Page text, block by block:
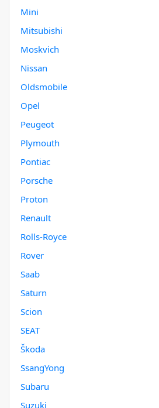
Mini
Mitsubishi
Moskvich
Nissan
Oldsmobile
Opel
Peugeot
Plymouth
Pontiac
Porsche
Proton
Renault
Rolls-Royce
Rover
Saab
Saturn
Scion
SEAT
Škoda
SsangYong
Subaru
Suzuki